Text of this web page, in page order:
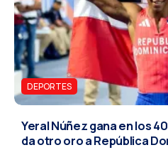
DEPORTES
Yeral Núñez gana en los
da otro oro a República